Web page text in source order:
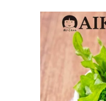
アウトレット